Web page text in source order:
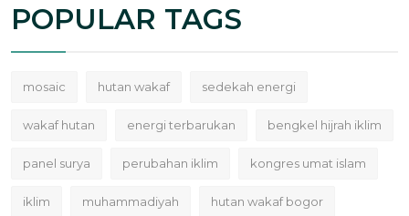
POPULAR TAGS
mosaic hutan wakaf sedekah energi
wakaf hutan energi terbarukan bengkel hijrah iklim
panel surya perubahan iklim kongres umat islam
iklim muhammadiyah hutan wakaf bogor